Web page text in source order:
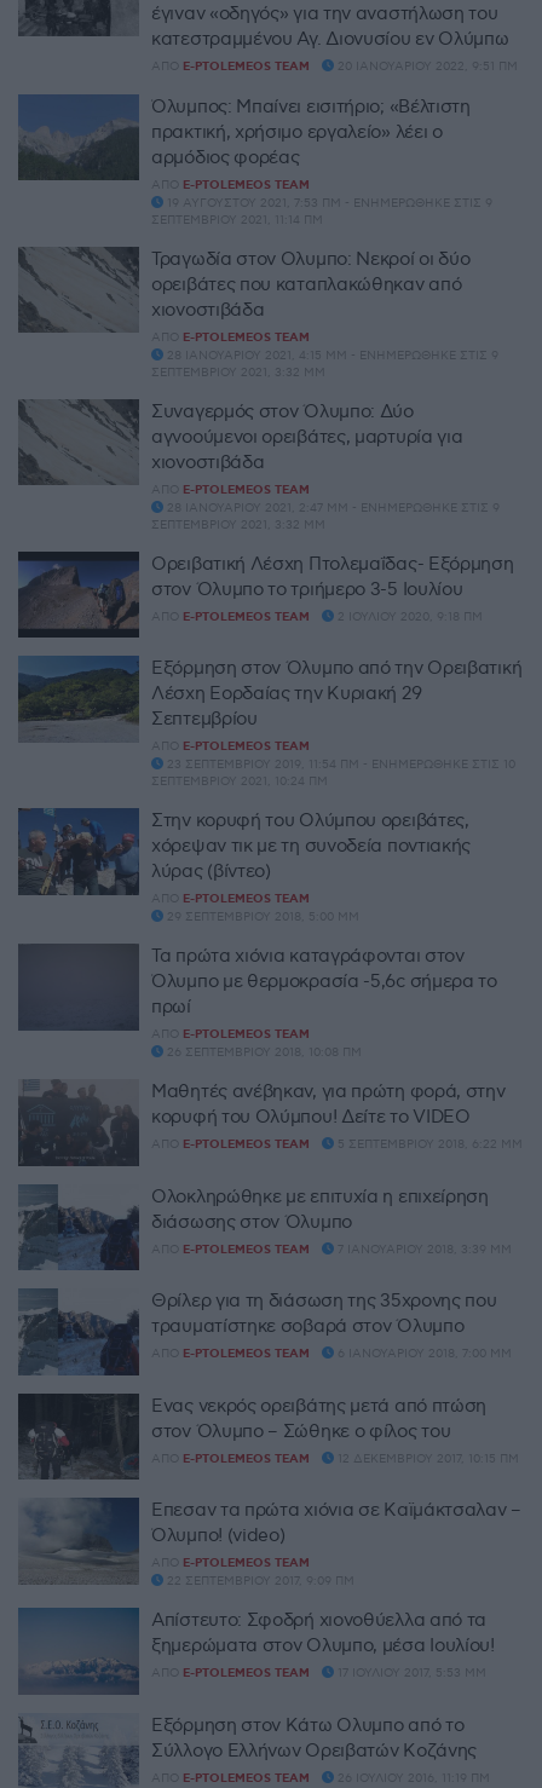
έγιναν «οδηγός» για την αναστήλωση του
κατεστραμμένου Αγ. Διονυσίου εν Ολύμπω
ΑΠΌ E-PTOLEMEOS TEAM 20 ΙΑΝΟΥΑΡΊΟΥ 2022, 9:51 ΠΜ
Όλυμπος: Μπαίνει εισιτήριο; «Βέλτιστη
πρακτική, χρήσιμο εργαλείο» λέει ο
αρμόδιος φορέας
ΑΠΌ E-PTOLEMEOS TEAM
19 ΑΥΓΟΎΣΤΟΥ 2021, 7:53 ΠΜ - ΕΝΗΜΕΡΏΘΗΚΕ ΣΤΙΣ 9
ΣΕΠΤΕΜΒΡΊΟΥ 2021, 11:14 ΠΜ
Τραγωδία στον Oλυμπο: Νεκροί οι δύο
ορειβάτες που καταπλακώθηκαν από
χιονοστιβάδα
ΑΠΌ E-PTOLEMEOS TEAM
28 ΙΑΝΟΥΑΡΊΟΥ 2021, 4:15 ΜΜ - ΕΝΗΜΕΡΏΘΗΚΕ ΣΤΙΣ 9
ΣΕΠΤΕΜΒΡΊΟΥ 2021, 3:32 ΜΜ
Συναγερμός στον Όλυμπο: Δύο
αγνοούμενοι ορειβάτες, μαρτυρία για
χιονοστιβάδα
ΑΠΌ E-PTOLEMEOS TEAM
28 ΙΑΝΟΥΑΡΊΟΥ 2021, 2:47 ΜΜ - ΕΝΗΜΕΡΏΘΗΚΕ ΣΤΙΣ 9
ΣΕΠΤΕΜΒΡΊΟΥ 2021, 3:32 ΜΜ
Ορειβατική Λέσχη Πτολεμαΐδας- Εξόρμηση
στον Όλυμπο το τριήμερο 3-5 Ιουλίου
ΑΠΌ E-PTOLEMEOS TEAM 2 ΙΟΥΛΊΟΥ 2020, 9:18 ΠΜ
Εξόρμηση στον Όλυμπο από την Ορειβατική
Λέσχη Εορδαίας την Κυριακή 29
Σεπτεμβρίου
ΑΠΌ E-PTOLEMEOS TEAM
23 ΣΕΠΤΕΜΒΡΊΟΥ 2019, 11:54 ΠΜ - ΕΝΗΜΕΡΏΘΗΚΕ ΣΤΙΣ 10
ΣΕΠΤΕΜΒΡΊΟΥ 2021, 10:24 ΠΜ
Στην κορυφή του Ολύμπου ορειβάτες,
χόρεψαν τικ με τη συνοδεία ποντιακής
λύρας (βίντεο)
ΑΠΌ E-PTOLEMEOS TEAM
29 ΣΕΠΤΕΜΒΡΊΟΥ 2018, 5:00 ΜΜ
Τα πρώτα χιόνια καταγράφονται στον
Όλυμπο με θερμοκρασία -5,6c σήμερα το
πρωί
ΑΠΌ E-PTOLEMEOS TEAM
26 ΣΕΠΤΕΜΒΡΊΟΥ 2018, 10:08 ΠΜ
Μαθητές ανέβηκαν, για πρώτη φορά, στην
κορυφή του Ολύμπου! Δείτε το VIDEO
ΑΠΌ E-PTOLEMEOS TEAM 5 ΣΕΠΤΕΜΒΡΊΟΥ 2018, 6:22 ΜΜ
Ολοκληρώθηκε με επιτυχία η επιχείρηση
διάσωσης στον Όλυμπο
ΑΠΌ E-PTOLEMEOS TEAM 7 ΙΑΝΟΥΑΡΊΟΥ 2018, 3:39 ΜΜ
Θρίλερ για τη διάσωση της 35χρονης που
τραυματίστηκε σοβαρά στον Όλυμπο
ΑΠΌ E-PTOLEMEOS TEAM 6 ΙΑΝΟΥΑΡΊΟΥ 2018, 7:00 ΜΜ
Ένας νεκρός ορειβάτης μετά από πτώση
στον Όλυμπο – Σώθηκε ο φίλος του
ΑΠΌ E-PTOLEMEOS TEAM 12 ΔΕΚΕΜΒΡΊΟΥ 2017, 10:15 ΠΜ
Έπεσαν τα πρώτα χιόνια σε Καϊμάκτσαλαν –
Όλυμπο! (video)
ΑΠΌ E-PTOLEMEOS TEAM
22 ΣΕΠΤΕΜΒΡΊΟΥ 2017, 9:09 ΠΜ
Απίστευτο: Σφοδρή χιονοθύελλα από τα
ξημερώματα στον Ολυμπο, μέσα Ιουλίου!
ΑΠΌ E-PTOLEMEOS TEAM 17 ΙΟΥΛΊΟΥ 2017, 5:53 ΜΜ
Εξόρμηση στον Κάτω Ολυμπο από το
Σύλλογο Ελλήνων Ορειβατών Κοζάνης
ΑΠΌ E-PTOLEMEOS TEAM 26 ΙΟΥΛΊΟΥ 2016, 11:19 ΠΜ